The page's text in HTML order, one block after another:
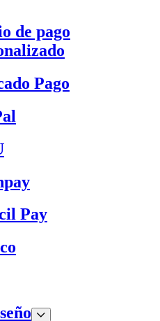
de pago
Pago
Pay